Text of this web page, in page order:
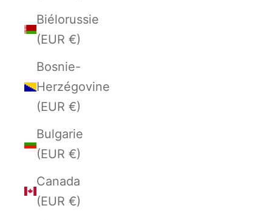
Biélorussie
(EUR €)
Bosnie-
Herzégovine
(EUR €)
Bulgarie
(EUR €)
Canada
(EUR €)